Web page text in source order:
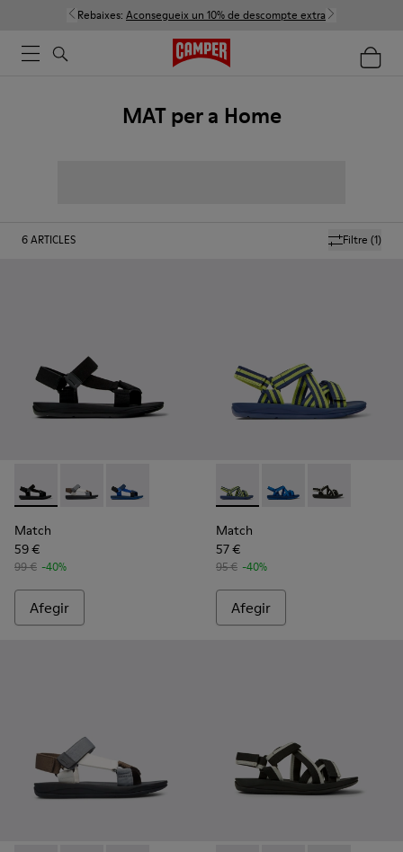
Rebaixes: Aconsegueix un 10% de descompte extra
MAT per a Home
Filtre (1)
6ARTICLES
Match - K100539-001 - Sandàlies de teixit negres Per a
Match - K100539-013 - Sandàlia multicolor per a
Match - K100539-011 - Sandàlies tèxtils
Match
59 €
99 € -40%
Afegir
Match - K100781-008 -
Match - K100781-
Match -
Match
57 €
95 € -40%
Afegir